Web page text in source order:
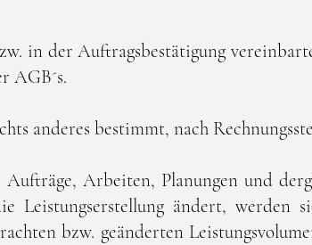
in der Auftragsbestätigung
AGB´s.
anderes bestimmt, nach
Arbeiten, Planungen und
Leistungserstellung ändert, werden
bzw. geänderten